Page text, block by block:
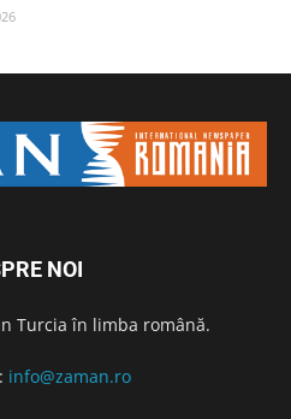
NOI
Turcia în limba română.
info@zaman.ro